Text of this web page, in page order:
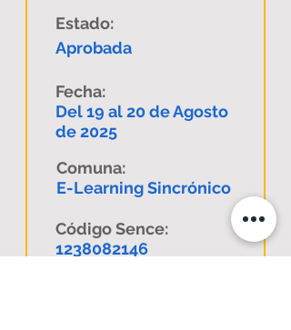
Estado:
Aprobada
Fecha:
Del 19 al 20 de Agosto
de 2025
Comuna:
E-Learning Sincrónico
Código Sence:
1238082146